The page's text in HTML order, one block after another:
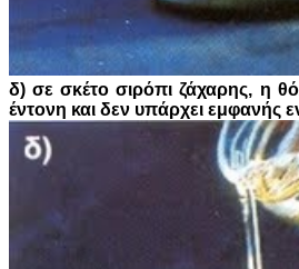
δ) σε σκέτο σιρόπι ζάχαρης, η
έντονη και δεν υπάρχει εμφανής